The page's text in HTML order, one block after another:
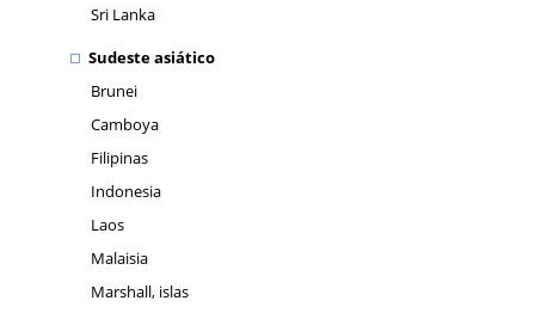
Sri Lanka
Sudeste asiático
Brunei
Camboya
Filipinas
Indonesia
Laos
Malaisia
Marshall, islas